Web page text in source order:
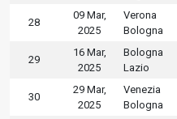
28
09 Mar,
2025
Verona
Bologna
29
16 Mar,
2025
Bologna
Lazio
30
29 Mar,
2025
Venezia
Bologna